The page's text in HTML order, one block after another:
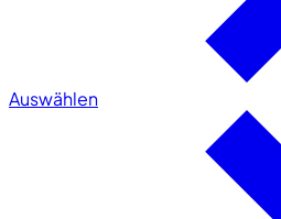
Auswählen